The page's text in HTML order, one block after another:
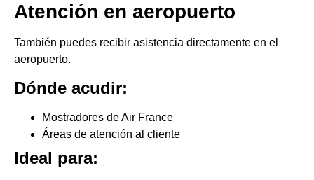
Atención en aeropuerto
También puedes recibir asistencia directamente en el
aeropuerto.
Dónde acudir:
Mostradores de Air France
Áreas de atención al cliente
Ideal para: